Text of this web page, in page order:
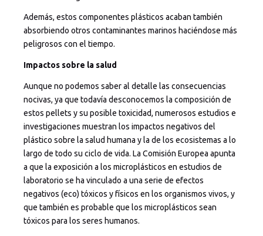
Además, estos componentes plásticos acaban también
absorbiendo otros contaminantes marinos haciéndose más
peligrosos con el tiempo.
Impactos sobre la salud
Aunque no podemos saber al detalle las consecuencias
nocivas, ya que todavía desconocemos la composición de
estos pellets y su posible toxicidad, numerosos estudios e
investigaciones muestran los impactos negativos del
plástico sobre la salud humana y la de los ecosistemas a lo
largo de todo su ciclo de vida. La Comisión Europea apunta
a que la exposición a los microplásticos en estudios de
laboratorio se ha vinculado a una serie de efectos
negativos (eco) tóxicos y físicos en los organismos vivos, y
que también es probable que los microplásticos sean
tóxicos para los seres humanos.